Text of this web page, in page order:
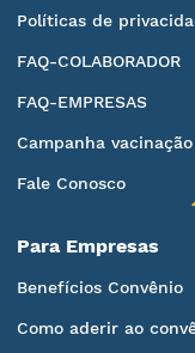
Políticas de
FAQ-COLABORADOR
FAQ-EMPRESAS
Campanha vacinação
Fale Conosco
Para Empresas
Benefícios Convênio
Como aderir ao